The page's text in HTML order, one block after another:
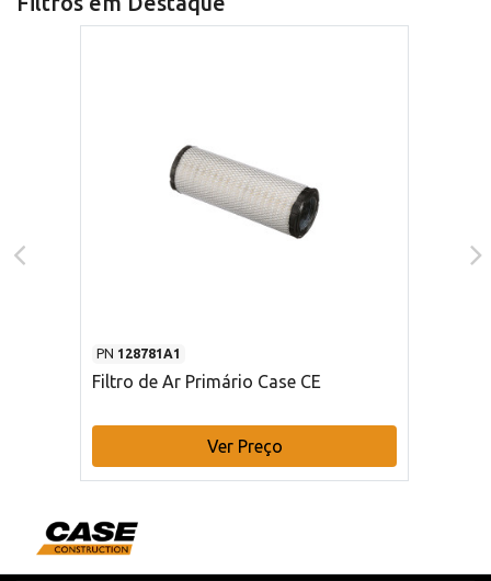
PN 128781A1
Filtro de Ar Primário Case CE
Ver Preço